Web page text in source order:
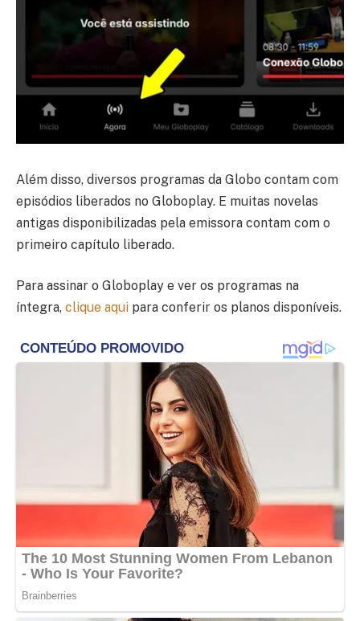
Além disso, diversos programas da Globo contam com
episódios liberados no Globoplay. E muitas novelas
antigas disponibilizadas pela emissora contam com o
primeiro capítulo liberado.
Para assinar o Globoplay e ver os programas na
íntegra, clique aqui para conferir os planos disponíveis.